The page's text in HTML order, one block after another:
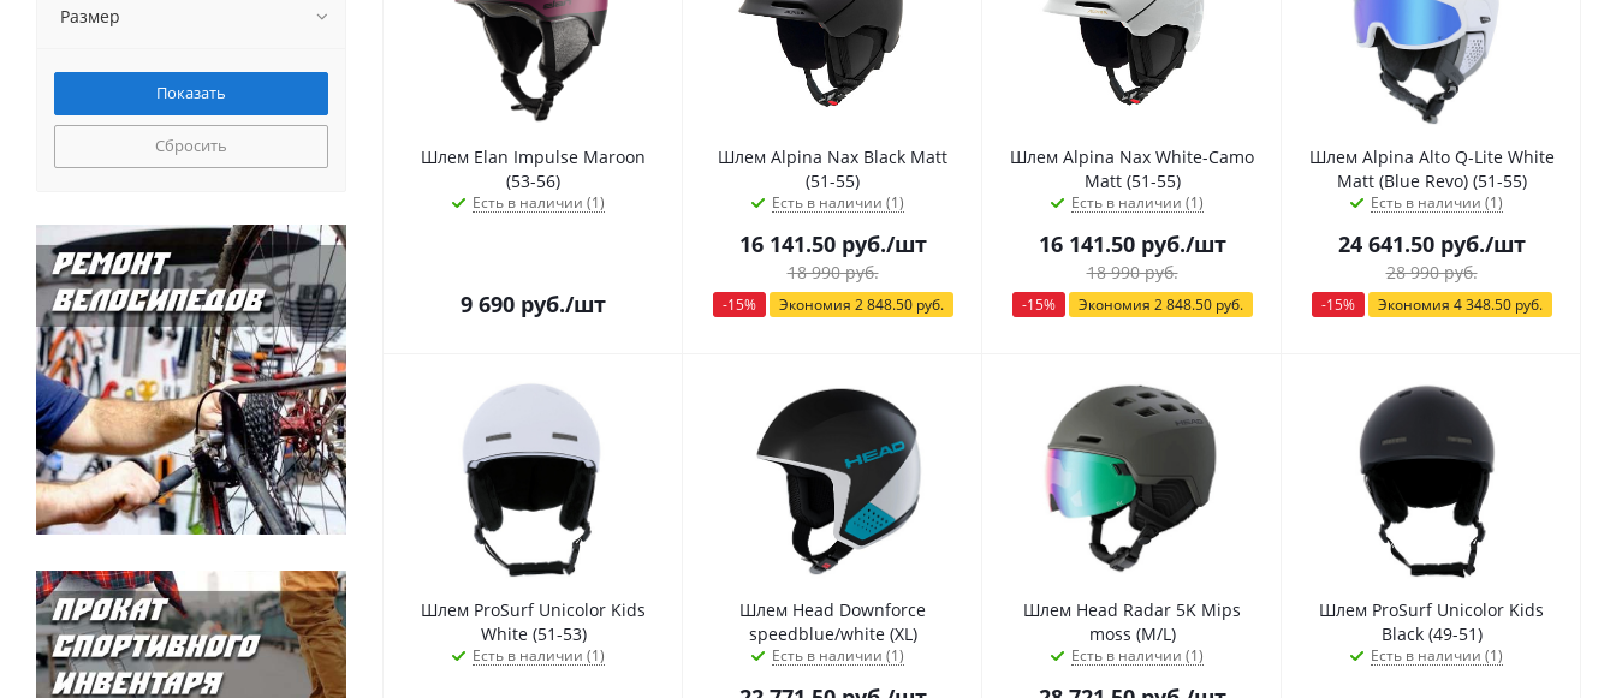
Шлем Elan Impulse Maroon
(53-56)
Есть в наличии (1)
9 690 руб./шт
Шлем Alpina Nax Black Matt
(51-55)
Есть в наличии (1)
16 141.50руб./шт
18 990руб.
-15% Экономия 2 848.50руб.
Шлем Alpina Nax White-Camo
Matt (51-55)
Есть в наличии (1)
16 141.50руб./шт
18 990руб.
-15% Экономия 2 848.50руб.
Шлем Alpina Alto Q-Lite White
Matt (Blue Revo) (51-55)
Есть в наличии (1)
24 641.50руб./шт
28 990руб.
-15% Экономия 4 348.50руб.
Шлем ProSurf Unicolor Kids
White (51-53)
Есть в наличии (1)
Шлем Head Downforce
speedblue/white (XL)
Есть в наличии (1)
Шлем Head Radar 5K Mips
moss (M/L)
Есть в наличии (1)
Шлем ProSurf Unicolor Kids
Black (49-51)
Есть в наличии (1)
Размер
Сбросить